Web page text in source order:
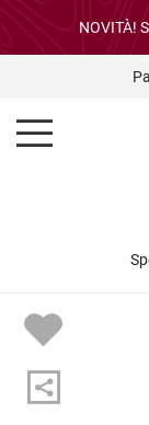
NOVITÀ!